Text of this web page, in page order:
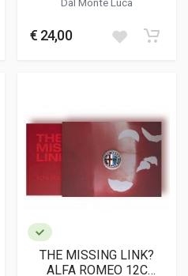
€ 24,00
THE MISSING LINK?
ALFA ROMEO 12C